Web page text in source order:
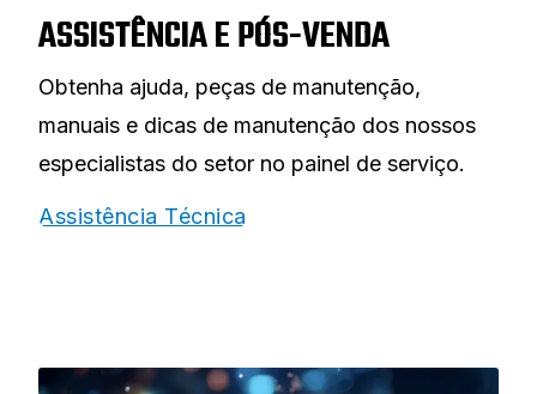
ASSISTÊNCIA E PÓS-VENDA
Obtenha ajuda, peças de manutenção,
manuais e dicas de manutenção dos nossos
especialistas do setor no painel de serviço.
Assistência Técnica